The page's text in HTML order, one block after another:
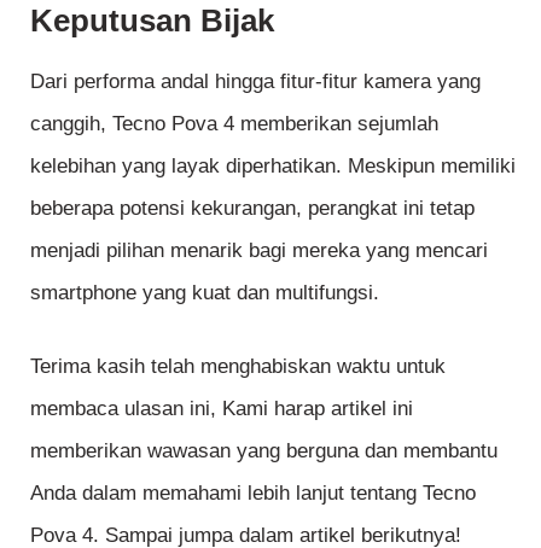
Keputusan Bijak
Dari performa andal hingga fitur-fitur kamera yang
canggih, Tecno Pova 4 memberikan sejumlah
kelebihan yang layak diperhatikan. Meskipun memiliki
beberapa potensi kekurangan, perangkat ini tetap
menjadi pilihan menarik bagi mereka yang mencari
smartphone yang kuat dan multifungsi.
Terima kasih telah menghabiskan waktu untuk
membaca ulasan ini, Kami harap artikel ini
memberikan wawasan yang berguna dan membantu
Anda dalam memahami lebih lanjut tentang Tecno
Pova 4. Sampai jumpa dalam artikel berikutnya!